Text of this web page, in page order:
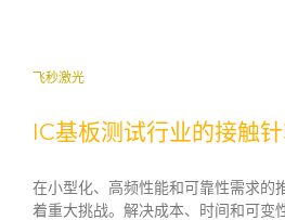
飞秒激光
IC基板测试行业的接触针
在小型化、高频性能和可靠性需求的
着重大挑战。解决成本、时间和可变